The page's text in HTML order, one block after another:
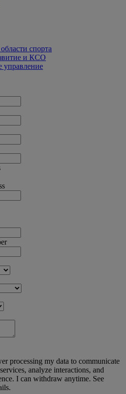
спорта
и КСО
управление
processing my data to communicate
analyze interactions, and
I can withdraw anytime. See